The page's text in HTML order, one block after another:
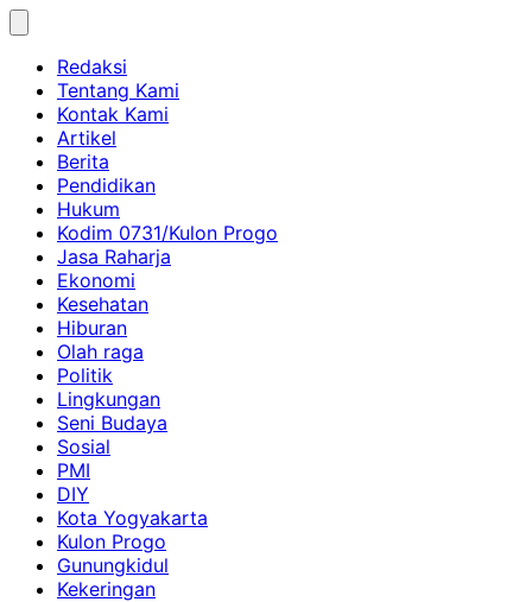
Skip
contentRedaksi
Tentang Kami
Kontak Kami
Artikel
Berita
Pendidikan
Hukum
Kodim 0731/Kulon Progo
Jasa Raharja
Ekonomi
Kesehatan
Hiburan
Olah raga
Politik
Lingkungan
Seni Budaya
Sosial
PMI
DIY
Kota Yogyakarta
Kulon Progo
Gunungkidul
Kekeringan